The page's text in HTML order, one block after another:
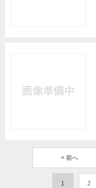
< 前へ
1 2